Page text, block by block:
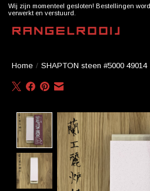
Wij zijn momenteel gesloten! Bestellingen
verwerkt en verstuurd.
Home / SHAPTON steen #5000 49014
Product image